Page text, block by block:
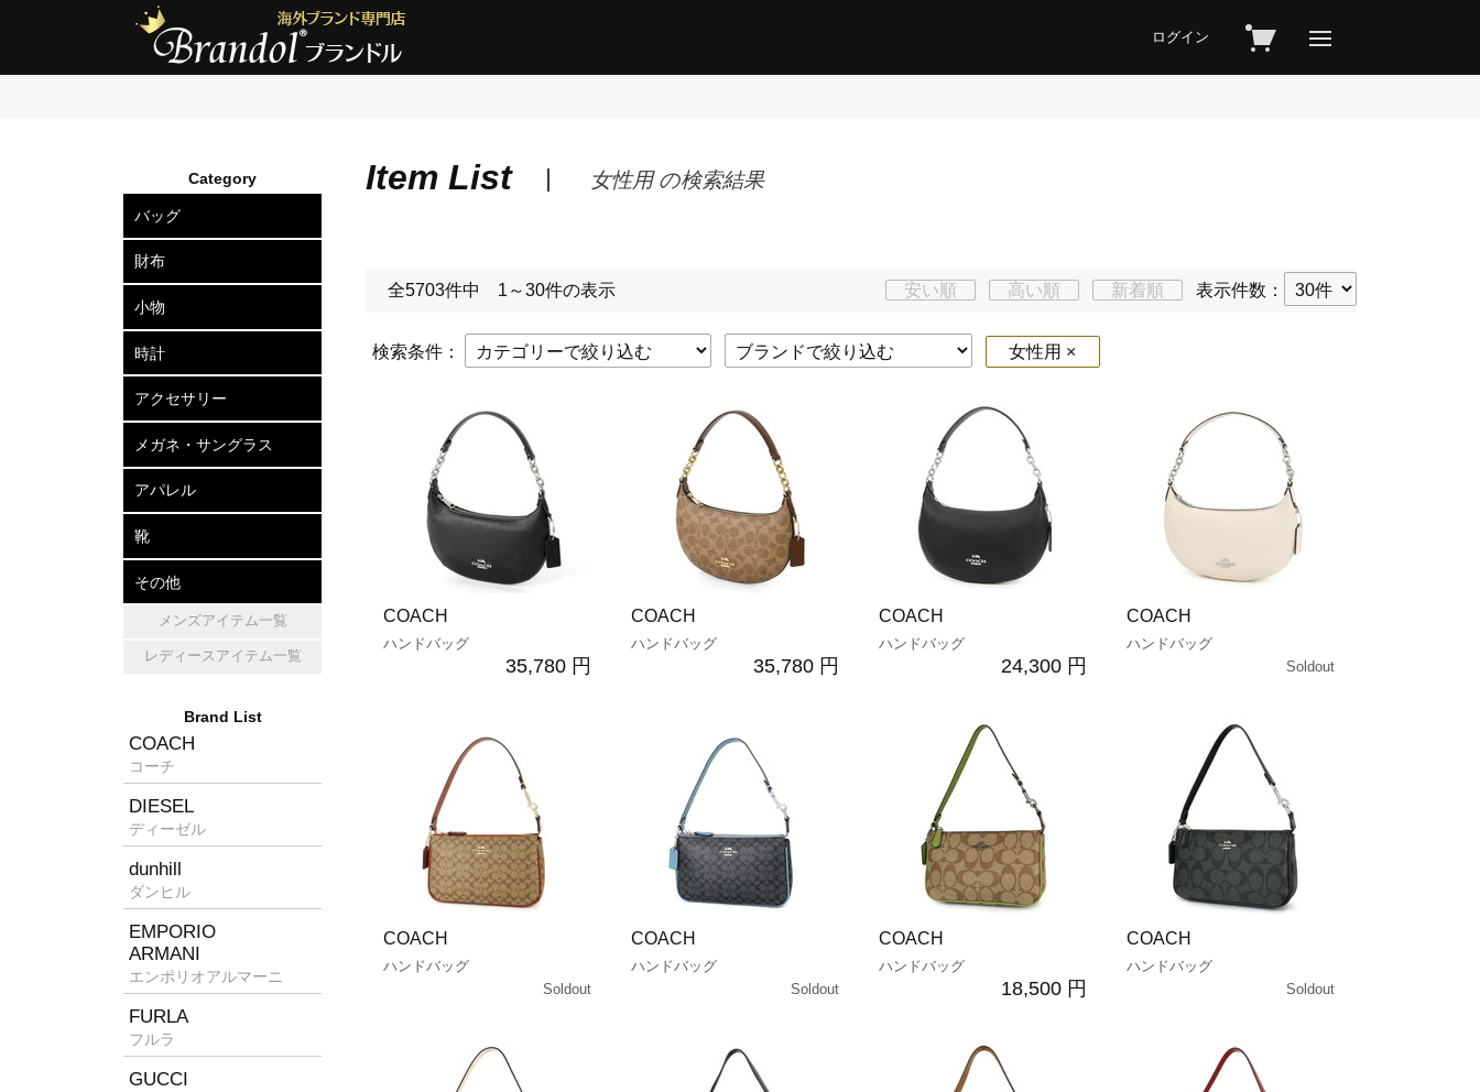
ログイン
Item List 女性用 の検索結果
全5703件中 1～30件の表示 安い順 高い順 新着順 表示件数：
検索条件： 女性用 ×
COACH
ハンドバッグ
35,780 円
COACH
ハンドバッグ
35,780 円
COACH
ハンドバッグ
24,300 円
COACH
ハンドバッグ
Soldout
COACH
ハンドバッグ
Soldout
COACH
ハンドバッグ
Soldout
COACH
ハンドバッグ
18,500 円
COACH
ハンドバッグ
Soldout
Category
バッグ
ショルダーバッグ
2wayトートバッグ
トートバッグ
ボディバッグ
リュックサック
セカンドバッグ
ビジネスバッグ
アタッシュケース
ハードケース
ボストンバッグ
スーツケース
ビジネスキャリー
財布
長財布
二つ折り財布
三つ折り財布
小銭入れ
小物
カードケース
定期入れ
名刺入れ
キーケース
キーリング
ポーチ
ベルト
マネークリップ
ネクタイピン
カフスボタン
ウォレットチェーン
傘
時計
メンズ腕時計
レディース腕時計
アクセサリー
ピアス
ネックレス
ブレスレット
リング
ヘアアクセサリー
メガネ・サングラス
メガネフレーム
サングラス
アパレル
アパレル
帽子
マフラー・ショール
靴
レザーシューズ
パンプス
スニーカー
その他
キッチン雑貨
ホームフレグランス
消臭グッズ
メンズアイテム一覧
レディースアイテム一覧
Brand List
COACH
コーチ
DIESEL
ディーゼル
dunhill
ダンヒル
EMPORIO
ARMANI
エンポリオアルマーニ
FURLA
フルラ
GUCCI